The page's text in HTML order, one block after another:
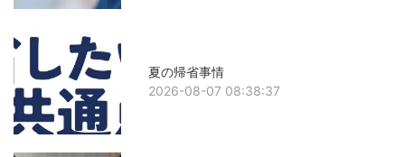
夏の帰省事情
2026-08-07 08:38:37